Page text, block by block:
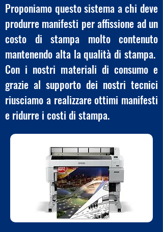
Proponiamo questo sistema a chi deve
produrre manifesti per affissione ad un
costo di stampa molto contenuto
mantenendo alta la qualità di stampa.
Con i nostri materiali di consumo e
grazie al supporto dei nostri tecnici
riusciamo a realizzare ottimi manifesti
e ridurre i costi di stampa.